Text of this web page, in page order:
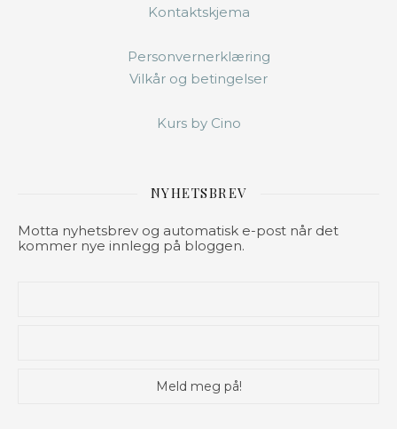
Kontaktskjema
Personvernerklæring
Vilkår og betingelser
Kurs by Cino
NYHETSBREV
Motta nyhetsbrev og automatisk e-post når det
kommer nye innlegg på bloggen.